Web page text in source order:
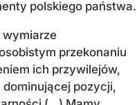
polskiego państwa.
wymiarze
przekonaniu
ich przywilejów,
pozycji,